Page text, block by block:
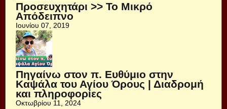
Προσευχητάρι >> Το Μικρό
Απόδειπνο
Ιουνίου 07, 2019
Πηγαίνω στον π. Ευθύμιο στην
Καψάλα του Αγίου Όρους | Διαδρομή
και πληροφορίες
Οκτωβρίου 11, 2024